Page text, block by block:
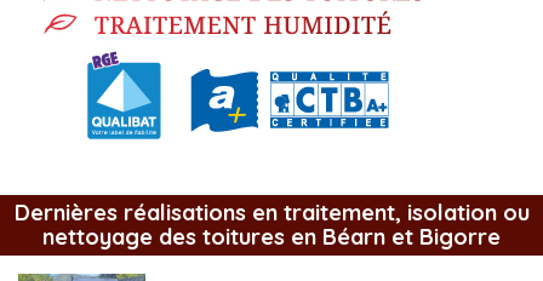
Dernières réalisations en traitement, isolation ou
nettoyage des toitures en Béarn et Bigorre